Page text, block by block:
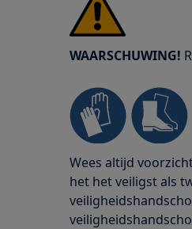
WAARSCHUWING!
Wees altijd
het het veiligst als